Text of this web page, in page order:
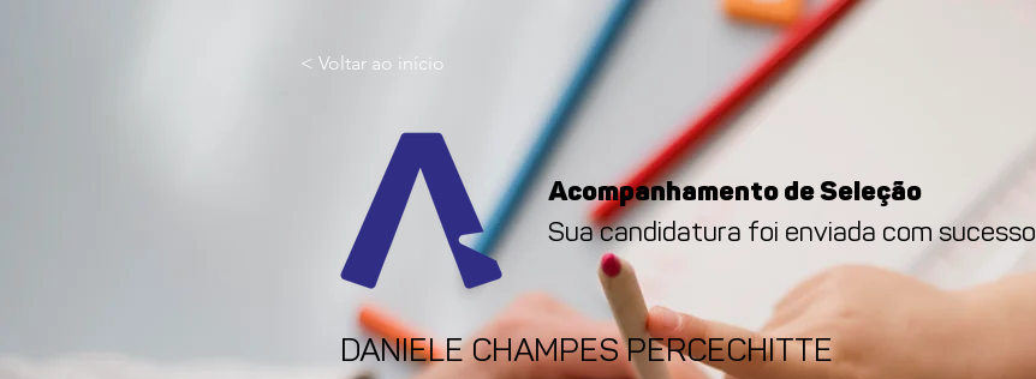
< Voltar ao início
Acompanhamento de Seleção
Sua candidatura foi enviada com sucesso
DANIELE CHAMPES PERCECHITTE